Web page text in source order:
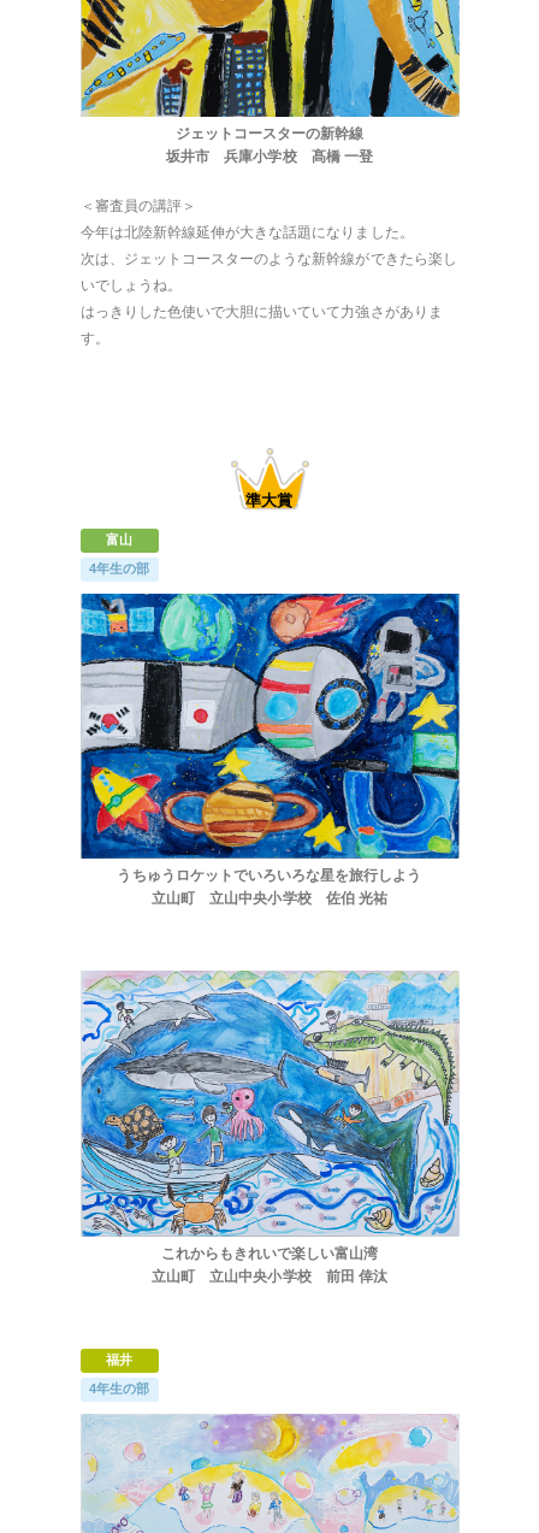
ジェットコースターの新幹線
坂井市 兵庫小学校 髙橋 一登
＜審査員の講評＞
今年は北陸新幹線延伸が大きな話題になりました。
次は、ジェットコースターのような新幹線ができたら楽し
いでしょうね。
はっきりした色使いで大胆に描いていて力強さがありま
す。
富山
4年生の部
うちゅうロケットでいろいろな星を旅行しよう
立山町 立山中央小学校 佐伯 光祐
これからもきれいで楽しい富山湾
立山町 立山中央小学校 前田 倖汰
福井
4年生の部